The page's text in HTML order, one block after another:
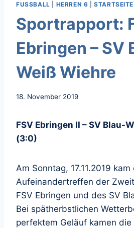
FUSSBALL HERREN 6 |STARTSEITE
Sportrapport:
Ebringen – SV
Weiß Wiehre
18. November 2019
FSV Ebringen II – SV Blau-
(3:0)
Am Sonntag, 17.11.2019 kam
Aufeinandertreffen der
FSV Ebringen und des SV
Bei spätherbstlichen
perfektem Geläuf kamen